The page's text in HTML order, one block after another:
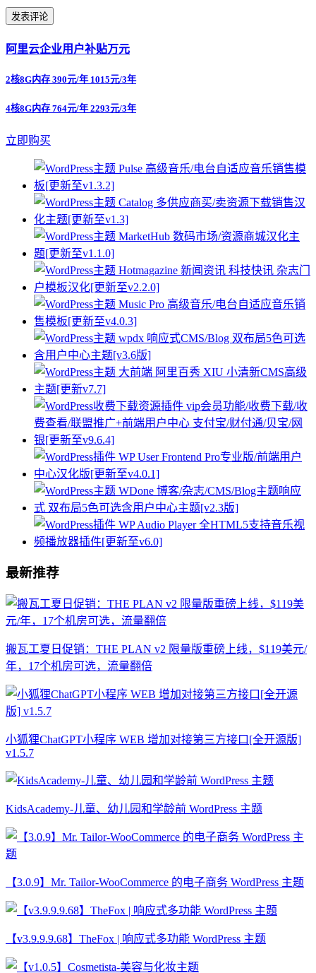
阿里云企业用户补贴万元
2核8G内存 390元/年 1015元/3年
4核8G内存 764元/年 2293元/3年
立即购买
最新推荐
搬瓦工夏日促销：THE PLAN v2 限量版重磅上线，$119美元/
年，17个机房可选，流量翻倍
小狐狸ChatGPT小程序 WEB 增加对接第三方接口[全开源版]
v1.5.7
KidsAcademy-儿童、幼儿园和学龄前 WordPress 主题
【3.0.9】Mr. Tailor-WooCommerce 的电子商务 WordPress 主题
【v3.9.9.9.68】TheFox | 响应式多功能 WordPress 主题